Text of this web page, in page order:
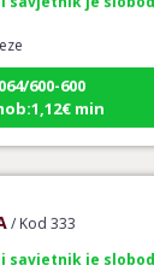
600-600
min